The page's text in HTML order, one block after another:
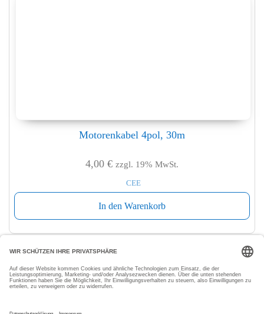
Motorenkabel 4pol, 30m
4,00 € zzgl. 19% MwSt.
CEE
In den Warenkorb